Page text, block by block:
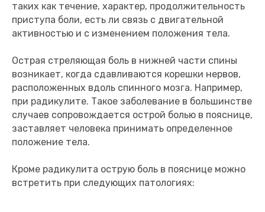
таких как течение, характер, продолжительность
приступа боли, есть ли связь с двигательной
активностью и с изменением положения тела.
Острая стреляющая боль в нижней части спины
возникает, когда сдавливаются корешки нервов,
расположенных вдоль спинного мозга. Например,
при радикулите. Такое заболевание в большинстве
случаев сопровождается острой болью в пояснице,
заставляет человека принимать определенное
положение тела.
Кроме радикулита острую боль в пояснице можно
встретить при следующих патологиях: